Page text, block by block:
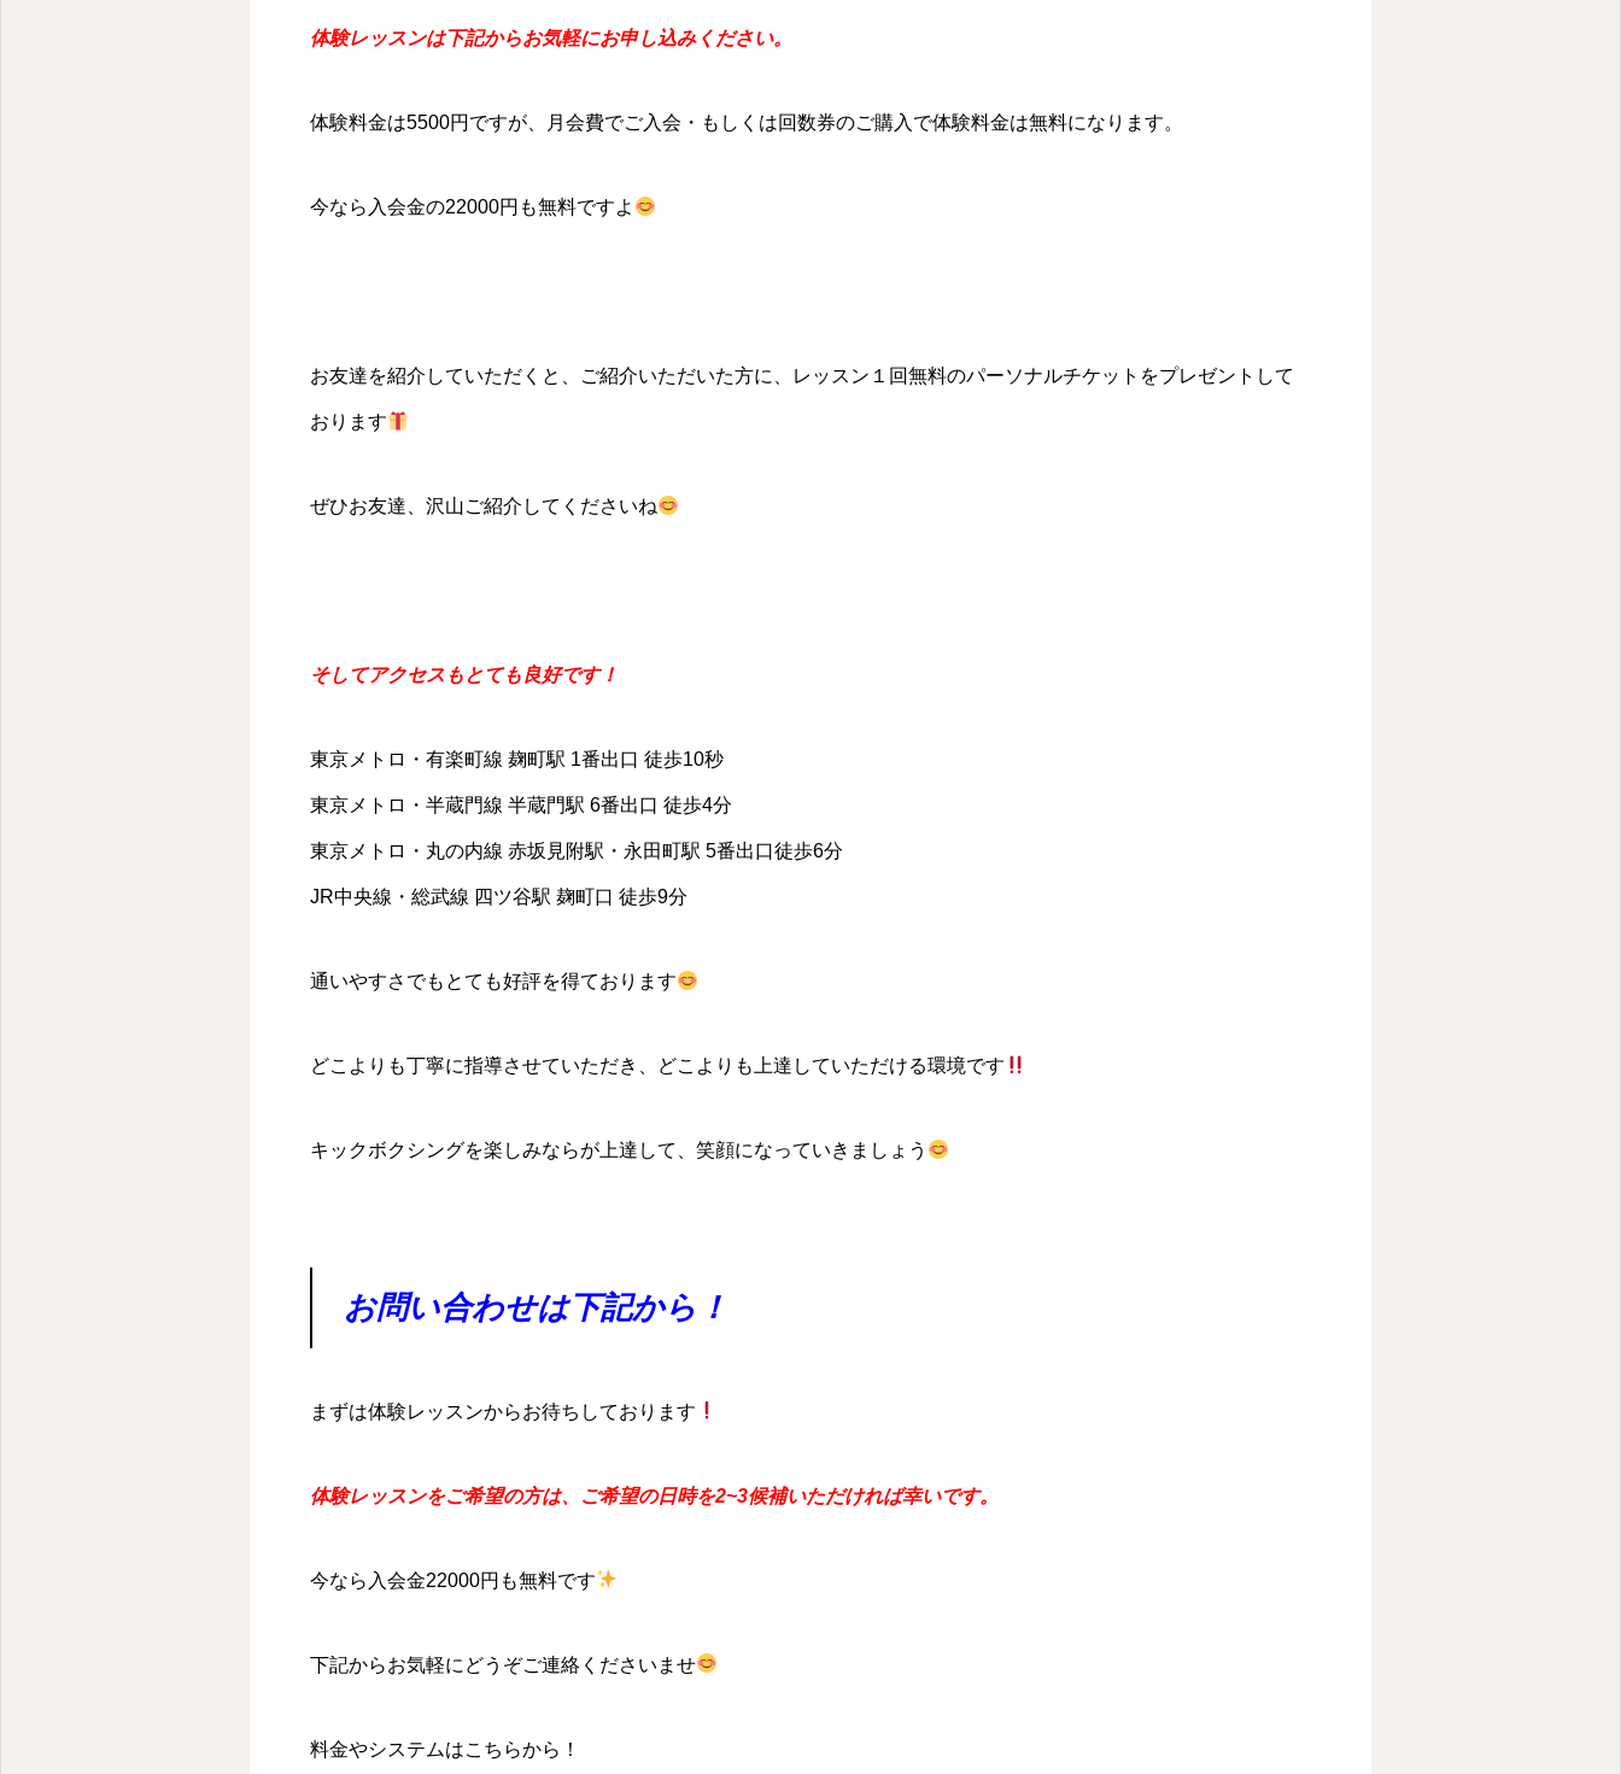
体験レッスンは下記からお気軽にお申し込みください。
体験料金は5500円ですが、月会費でご入会・もしくは回数券のご購入で体験料金は無料になります。
今なら入会金の22000円も無料ですよ
お友達を紹介していただくと、ご紹介いただいた方に、レッスン１回無料のパーソナルチケットをプレゼントして
おります
ぜひお友達、沢山ご紹介してくださいね
そしてアクセスもとても良好です！
東京メトロ・有楽町線 麹町駅 1番出口 徒歩10秒
東京メトロ・半蔵門線 半蔵門駅 6番出口 徒歩4分
東京メトロ・丸の内線 赤坂見附駅・永田町駅 5番出口徒歩6分
JR中央線・総武線 四ツ谷駅 麹町口 徒歩9分
通いやすさでもとても好評を得ております
どこよりも丁寧に指導させていただき、どこよりも上達していただける環境です
キックボクシングを楽しみならが上達して、笑顔になっていきましょう
お問い合わせは下記から！
まずは体験レッスンからお待ちしております
体験レッスンをご希望の方は、ご希望の日時を2~3候補いただければ幸いです。
今なら入会金22000円も無料です
下記からお気軽にどうぞご連絡くださいませ
料金やシステムはこちらから！